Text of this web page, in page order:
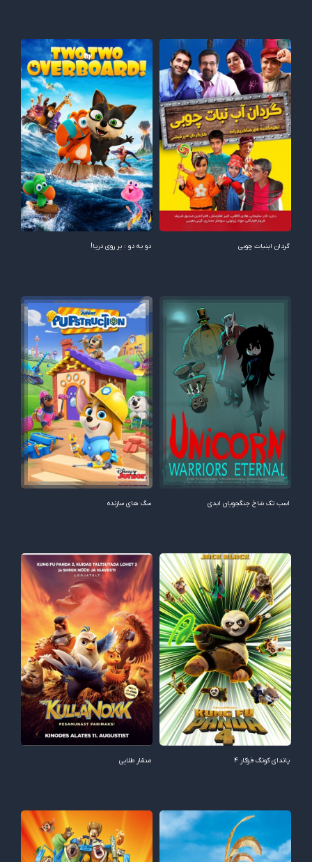
گردان ابنبات چوبی دو به دو : بر روی دریا!
اسب تک شاخ جنگجویان ابدی سگ های سازنده
پاندای کونگ فوکار ۴ منقار طلایی